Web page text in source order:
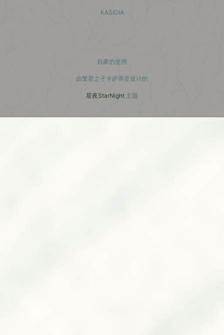
KASIDIA
自豪的使用
由繁星之子卡萨蒂亚设计的
星夜StarNight 主题